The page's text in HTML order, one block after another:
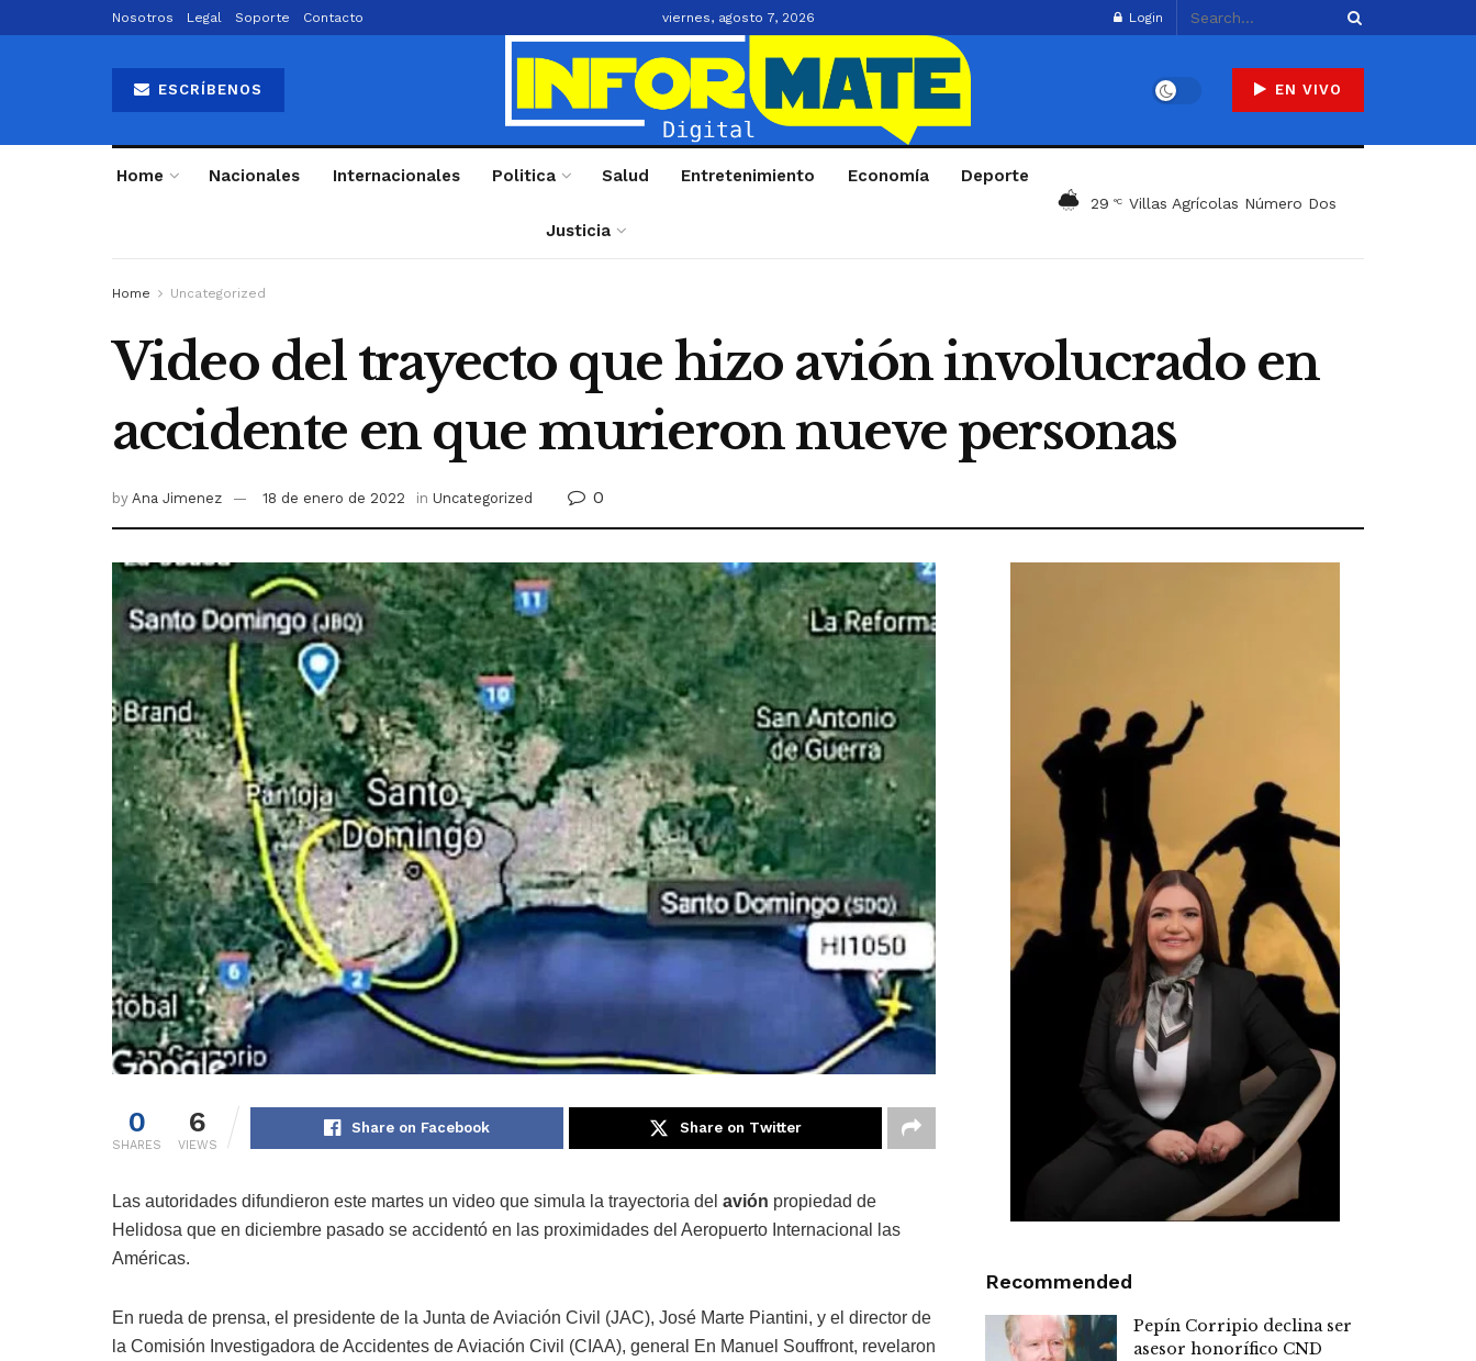
Nosotros Legal Soporte Contacto viernes, agosto 7, 2026 Login
ESCRÍBENOS EN VIVO
Home Nacionales Internacionales Politica Salud Entretenimiento Economía Deporte
Justicia
29 °C Villas Agrícolas Número Dos
Home Uncategorized
Video del trayecto que hizo avión involucrado en
accidente en que murieron nueve personas
by Ana Jimenez 18 de enero de 2022 in Uncategorized 0
0
SHARES
6
VIEWS
Share on Facebook Share on Twitter
Las autoridades difundieron este martes un video que simula la trayectoria del avión propiedad de
Helidosa que en diciembre pasado se accidentó en las proximidades del Aeropuerto Internacional las
Américas.
En rueda de prensa, el presidente de la Junta de Aviación Civil (JAC), José Marte Piantini, y el director de
la Comisión Investigadora de Accidentes de Aviación Civil (CIAA), general En Manuel Souffront, revelaron
Recommended
Pepín Corripio declina ser
asesor honorífico CND